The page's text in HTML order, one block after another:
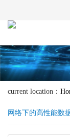
current location：
网络下的高性能数